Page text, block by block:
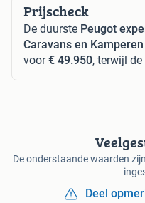
Prijscheck
De duurste Peugot
Caravans en Kamperen
voor€ 49.950, terwijl
De onderstaande waarden
Deel